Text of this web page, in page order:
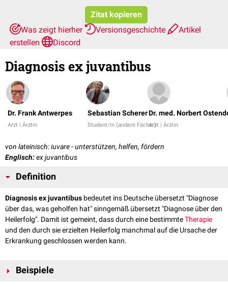
Zitat kopieren
Was zeigt hierher
Versionsgeschichte
Artikel
erstellen
Discord
Diagnosis ex juvantibus
Dr. Frank Antwerpes
Arzt | Ärztin
Sebastian Scherer
Student/in (andere Fächer)
Dr. med. Norbert
Arzt | Ärztin
von lateinisch: iuvare - unterstützen, helfen, fördern
Englisch:ex juvantibus
Definition
Diagnosis ex juvantibus bedeutet ins Deutsche übersetzt "Diagnose
über das, was geholfen hat" sinngemäß übersetzt "Diagnose über den
Heilerfolg". Damit ist gemeint, dass durch eine bestimmteTherapie
und den durch sie erzielten Heilerfolg manchmal auf die Ursache der
Erkrankung geschlossen werden kann.
Beispiele